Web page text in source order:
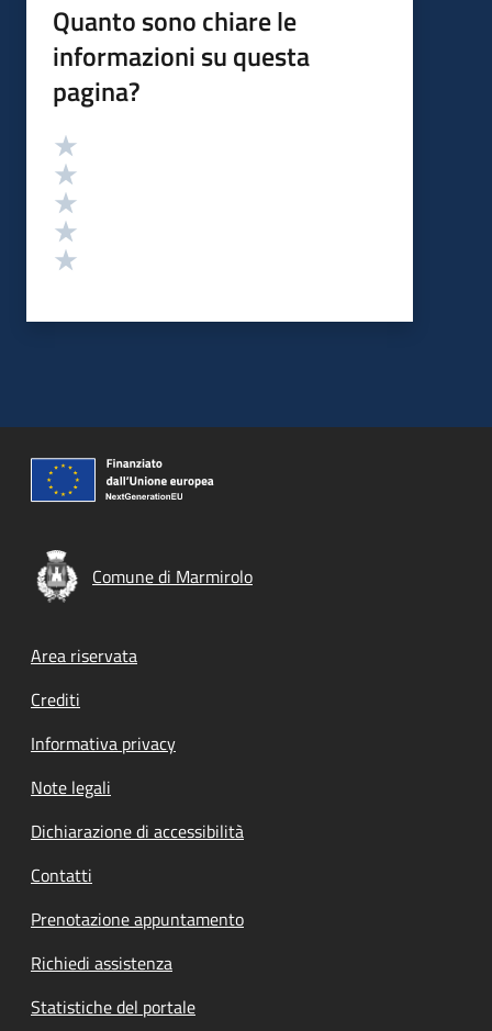
Quanto sono chiare le
informazioni su questa
pagina?
Valutazione
Comune di Marmirolo
Footer menu
Area riservata
Crediti
Informativa privacy
Note legali
Dichiarazione di accessibilità
Contatti
Prenotazione appuntamento
Richiedi assistenza
Statistiche del portale